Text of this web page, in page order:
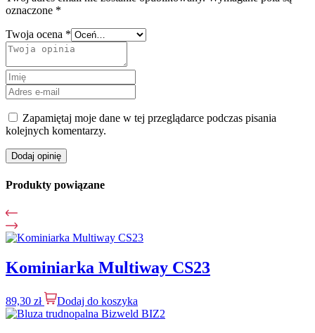
oznaczone *
Twoja ocena *
Zapamiętaj moje dane w tej przeglądarce podczas pisania
kolejnych komentarzy.
Dodaj opinię
Produkty powiązane
Kominiarka Multiway CS23
89,30 zł Dodaj do koszyka